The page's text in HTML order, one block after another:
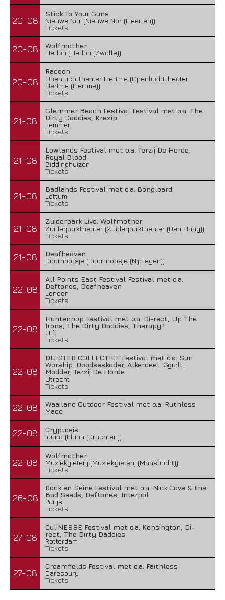
20-08
Stick To Your Guns
Nieuwe Nor (Nieuwe Nor (Heerlen))
Tickets
20-08
Wolfmother
Hedon (Hedon (Zwolle))
20-08
Racoon
Openluchttheater Hertme (Openluchttheater
Hertme (Hertme))
Tickets
21-08
Glemmer Beach Festival Festival met o.a. The
Dirty Daddies, Krezip
Lemmer
Tickets
21-08
Lowlands Festival met o.a. Terzij De Horde,
Royal Blood
Biddinghuizen
Tickets
21-08
Badlands Festival met o.a. Bongloard
Lottum
Tickets
21-08
Zuiderpark Live: Wolfmother
Zuiderparktheater (Zuiderparktheater (Den Haag))
Tickets
21-08
Deafheaven
Doornroosje (Doornroosje (Nijmegen))
22-08
All Points East Festival Festival met o.a.
Deftones, Deafheaven
London
Tickets
22-08
Huntenpop Festival met o.a. Di-rect, Up The
Irons, The Dirty Daddies, Therapy?
Ulft
Tickets
22-08
DUISTER COLLECTIEF Festival met o.a. Sun
Worship, Doodseskader, Alkerdeel, Ggu:ll,
Modder, Terzij De Horde
Utrecht
Tickets
22-08
Waailand Outdoor Festival met o.a. Ruthless
Made
22-08
Cryptosis
Iduna (Iduna (Drachten))
22-08
Wolfmother
Muziekgieterij (Muziekgieterij (Maastricht))
Tickets
26-08
Rock en Seine Festival met o.a. Nick Cave & the
Bad Seeds, Deftones, Interpol
Parijs
Tickets
27-08
CuliNESSE Festival met o.a. Kensington, Di-
rect, The Dirty Daddies
Rotterdam
Tickets
27-08
Creamfields Festival met o.a. Faithless
Daresbury
Tickets